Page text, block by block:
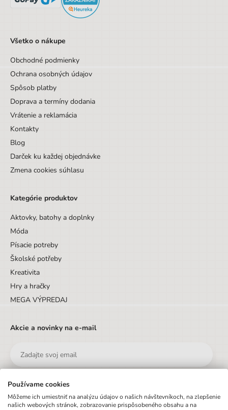
Všetko o nákupe
Obchodné podmienky
Ochrana osobných údajov
Spôsob platby
Doprava a termíny dodania
Vrátenie a reklamácia
Kontakty
Blog
Darček ku každej objednávke
Zmena cookies súhlasu
Kategórie produktov
Aktovky, batohy a doplnky
Móda
Písacie potreby
Školské potřeby
Kreativita
Hry a hračky
MEGA VÝPREDAJ
Akcie a novinky na e-mail
Používame cookies
Môžeme ich umiestniť na analýzu údajov o našich návštevníkoch, na zlepšenie
našich webových stránok, zobrazovanie prispôsobeného obsahu a na